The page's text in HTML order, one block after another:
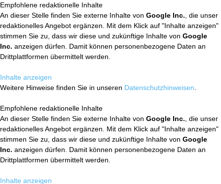
Empfohlene redaktionelle Inhalte
An dieser Stelle finden Sie externe Inhalte von Google Inc. , die unser
redaktionelles Angebot ergänzen. Mit dem Klick auf "Inhalte anzeigen"
stimmen Sie zu, dass wir diese und zukünftige Inhalte von Google
Inc. anzeigen dürfen. Damit können personenbezogene Daten an
Drittplattformen übermittelt werden.
Inhalte anzeigen
Weitere Hinweise finden Sie in unseren Datenschutzhinweisen
Empfohlene redaktionelle Inhalte
An dieser Stelle finden Sie externe Inhalte von Google Inc. , die unser
redaktionelles Angebot ergänzen. Mit dem Klick auf "Inhalte anzeigen"
stimmen Sie zu, dass wir diese und zukünftige Inhalte von Google
Inc. anzeigen dürfen. Damit können personenbezogene Daten an
Drittplattformen übermittelt werden.
Inhalte anzeigen